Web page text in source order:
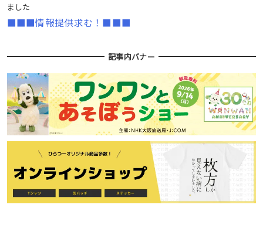
ました
■■■情報提供求む！■■■
記事内バナー